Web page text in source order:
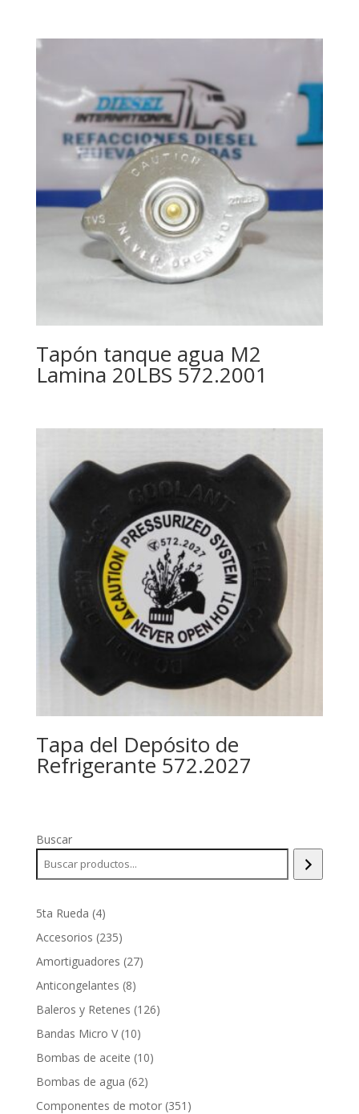
Tapón tanque agua M2
Lamina 20LBS 572.2001
Tapa del Depósito de
Refrigerante 572.2027
Buscar
5ta Rueda 44
productos
Accesorios 235235
productos
Amortiguadores 2727
Anticongelantes 88
productos
Baleros y Retenes 126126
Bandas Micro V 1010
productos
Bombas de aceite 1010
Bombas de agua 6262
productos
Componentes de motor 351 351